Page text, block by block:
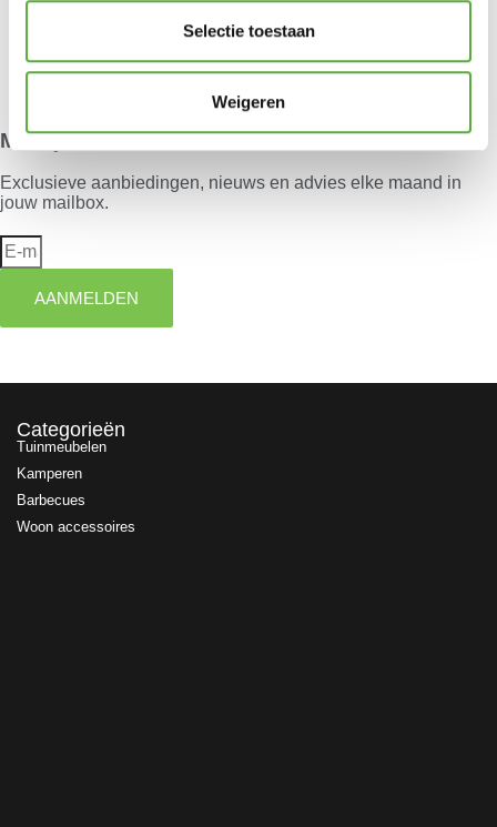
Selectie toestaan
Weigeren
Meld je aan voor onze nieuwsbrief
Exclusieve aanbiedingen, nieuws en advies elke maand in
jouw mailbox.
AANMELDEN
Categorieën
Tuinmeubelen
Kamperen
Barbecues
Woon accessoires